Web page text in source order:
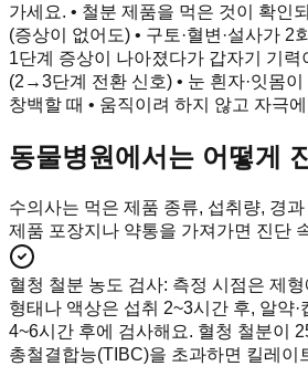
가세요. • 철분 제품을 먹은 것이 확인
(증상이 없어도) • 구토·혈변·설사가 2
1단계 증상이 나아졌다가 갑자기 기력
(2→3단계 전환 신호) • 눈 흰자·잇몸
창백할 때 • 움직이려 하지 않고 자극
동물병원에서는 어떻게
수의사는 먹은 제품 종류, 섭취량, 경
제품 포장지나 약통을 가져가면 진단
혈청 철분 농도 검사: 측정 시점은 제
형태나 액상은 섭취 2~3시간 후, 알약·
4~6시간 후에 검사해요. 혈청 철분이
총철결합능(TIBC)을 초과하면 킬레이